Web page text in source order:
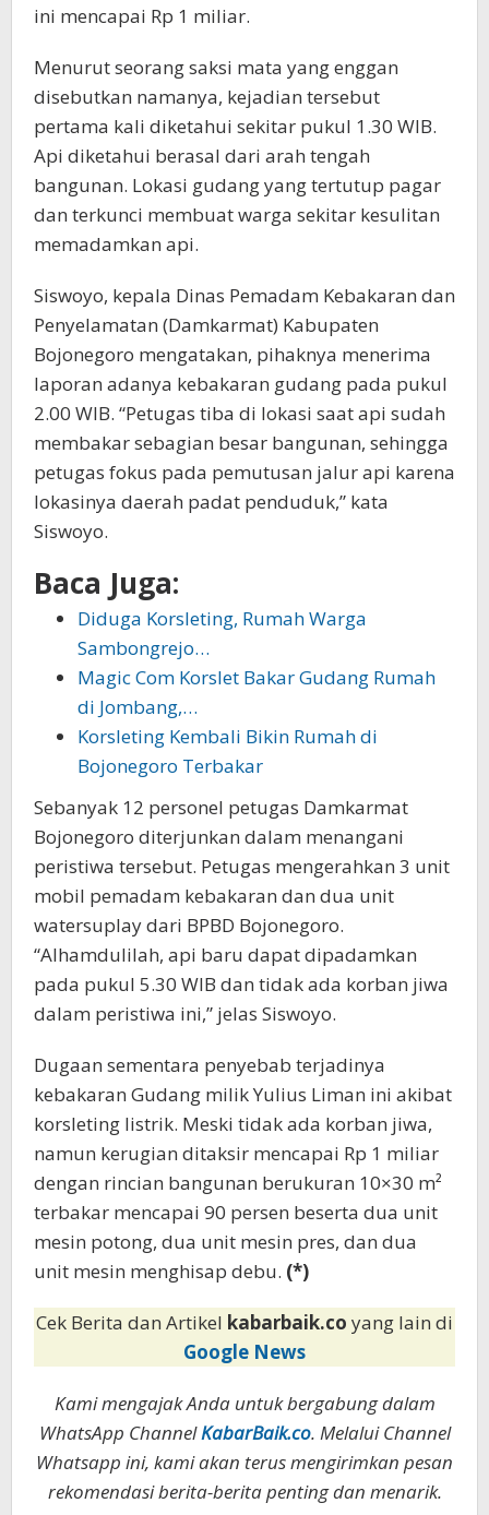
ini mencapai Rp 1 miliar.
Menurut seorang saksi mata yang enggan
disebutkan namanya, kejadian tersebut
pertama kali diketahui sekitar pukul 1.30 WIB.
Api diketahui berasal dari arah tengah
bangunan. Lokasi gudang yang tertutup pagar
dan terkunci membuat warga sekitar kesulitan
memadamkan api.
Siswoyo, kepala Dinas Pemadam Kebakaran dan
Penyelamatan (Damkarmat) Kabupaten
Bojonegoro mengatakan, pihaknya menerima
laporan adanya kebakaran gudang pada pukul
2.00 WIB. “Petugas tiba di lokasi saat api sudah
membakar sebagian besar bangunan, sehingga
petugas fokus pada pemutusan jalur api karena
lokasinya daerah padat penduduk,” kata
Siswoyo.
Baca Juga:
Diduga Korsleting, Rumah Warga
Sambongrejo…
Magic Com Korslet Bakar Gudang Rumah
di Jombang,…
Korsleting Kembali Bikin Rumah di
Bojonegoro Terbakar
Sebanyak 12 personel petugas Damkarmat
Bojonegoro diterjunkan dalam menangani
peristiwa tersebut. Petugas mengerahkan 3 unit
mobil pemadam kebakaran dan dua unit
watersuplay dari BPBD Bojonegoro.
“Alhamdulilah, api baru dapat dipadamkan
pada pukul 5.30 WIB dan tidak ada korban jiwa
dalam peristiwa ini,” jelas Siswoyo.
Dugaan sementara penyebab terjadinya
kebakaran Gudang milik Yulius Liman ini akibat
korsleting listrik. Meski tidak ada korban jiwa,
namun kerugian ditaksir mencapai Rp 1 miliar
dengan rincian bangunan berukuran 10×30 m²
terbakar mencapai 90 persen beserta dua unit
mesin potong, dua unit mesin pres, dan dua
unit mesin menghisap debu. (*)
Cek Berita dan Artikel kabarbaik.co yang lain di
Google News
Kami mengajak Anda untuk bergabung dalam
WhatsApp ChannelKabarBaik.co. Melalui Channel
Whatsapp ini, kami akan terus mengirimkan pesan
rekomendasi berita-berita penting dan menarik.